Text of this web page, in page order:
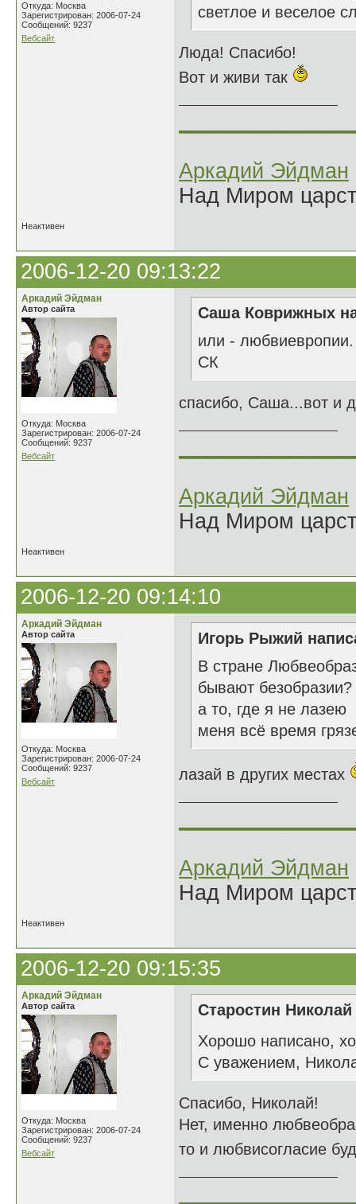
Откуда: Москва
Зарегистрирован: 2006-07-24
Сообщений: 9237
Вебсайт
светлое и веселое
Люда! Спасибо!
Вот и живи так
Аркадий Эйдман
Над Миром
Неактивен
2006-12-20 09:13:22
Аркадий Эйдман
Автор сайта
Откуда: Москва
Зарегистрирован: 2006-07-24
Сообщений: 9237
Вебсайт
Саша Коврижных
или - любвиевропии.
СК
спасибо, Саша...вот и
Аркадий Эйдман
Над Миром
Неактивен
2006-12-20 09:14:10
Аркадий Эйдман
Автор сайта
Откуда: Москва
Зарегистрирован: 2006-07-24
Сообщений: 9237
Вебсайт
Игорь Рыжий
В стране
бывают безобразии?
а то, где я не лазею
меня всё время
лазай в других местах
Аркадий Эйдман
Над Миром
Неактивен
2006-12-20 09:15:35
Аркадий Эйдман
Автор сайта
Откуда: Москва
Зарегистрирован: 2006-07-24
Сообщений: 9237
Вебсайт
Старостин
Хорошо написано,
С уважением,
Спасибо, Николай!
Нет, именно
то и любвисогласие